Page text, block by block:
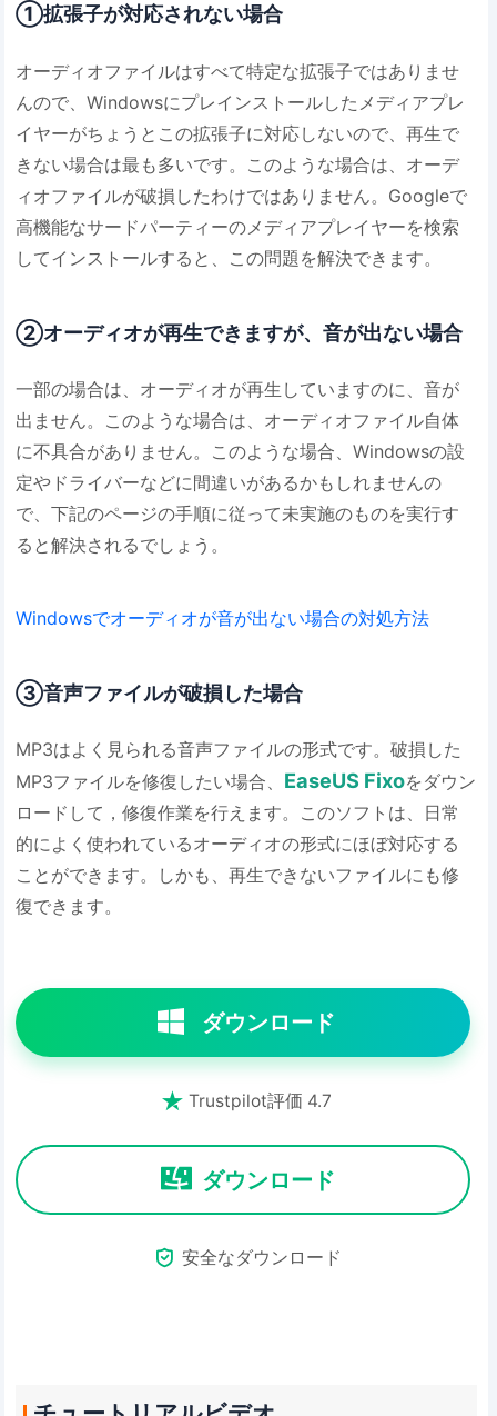
①拡張子が対応されない場合
オーディオファイルはすべて特定な拡張子ではありませ
んので、Windowsにプレインストールしたメディアプレ
イヤーがちょうとこの拡張子に対応しないので、再生で
きない場合は最も多いです。このような場合は、オーデ
ィオファイルが破損したわけではありません。Googleで
高機能なサードパーティーのメディアプレイヤーを検索
してインストールすると、この問題を解決できます。
②オーディオが再生できますが、音が出ない場合
一部の場合は、オーディオが再生していますのに、音が
出ません。このような場合は、オーディオファイル自体
に不具合がありません。このような場合、Windowsの設
定やドライバーなどに間違いがあるかもしれませんの
で、下記のページの手順に従って未実施のものを実行す
ると解決されるでしょう。
Windowsでオーディオが音が出ない場合の対処方法
③音声ファイルが破損した場合
MP3はよく見られる音声ファイルの形式です。破損した
MP3ファイルを修復したい場合、 EaseUS Fixoをダウン
ロードして，修復作業を行えます。このソフトは、日常
的によく使われているオーディオの形式にほぼ対応する
ことができます。しかも、再生できないファイルにも修
復できます。
ダウンロード
 Trustpilot評価 4.7
ダウンロード
 安全なダウンロード